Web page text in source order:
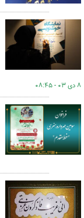
۸ دی ۰۳ - ۰۸:۴۵